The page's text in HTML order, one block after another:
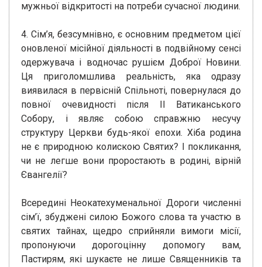
мужньої відкритості на потреби сучасної людини.
4. Сім’я, безсумнівно, є основним предметом цієї
оновленої місійної діяльності в подвійному сенсі
одержувача і водночас рушієм Доброї Новини.
Ця приголомшлива реальність, яка одразу
виявилася в первісній Спільноті, повернулася до
повної очевидності після II Ватиканського
Cобору, і являє собою справжню несучу
структуру Церкви будь-якої епохи. Хіба родина
не є природною колискою Святих? І покликання,
чи не легше вони проростають в родині, вірній
Євангелії?
Всередині Неокатехуменальної Дороги численні
сім’ї, збуджені силою Божого слова та участю в
святих тайнах, щедро сприйняли вимоги місії,
пропонуючи дорогоцінну допомогу вам,
Пастирям, які шукаєте не лише Священників та